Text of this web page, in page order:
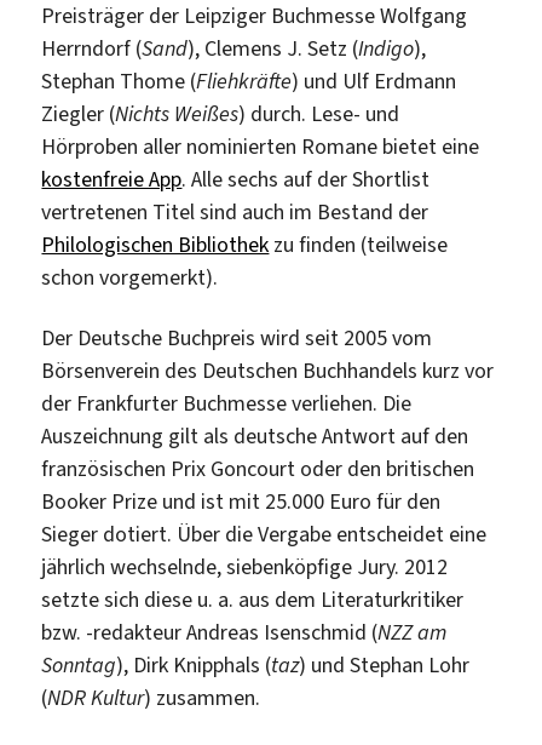
Preisträger der Leipziger Buchmesse Wolfgang
Herrndorf (Sand), Clemens J. Setz (Indigo),
Stephan Thome (Fliehkräfte) und Ulf Erdmann
Ziegler (Nichts Weißes) durch. Lese- und
Hörproben aller nominierten Romane bietet eine
kostenfreie App. Alle sechs auf der Shortlist
vertretenen Titel sind auch im Bestand der
Philologischen Bibliothek zu finden (teilweise
schon vorgemerkt).
Der Deutsche Buchpreis wird seit 2005 vom
Börsenverein des Deutschen Buchhandels kurz vor
der Frankfurter Buchmesse verliehen. Die
Auszeichnung gilt als deutsche Antwort auf den
französischen Prix Goncourt oder den britischen
Booker Prize und ist mit 25.000 Euro für den
Sieger dotiert. Über die Vergabe entscheidet eine
jährlich wechselnde, siebenköpfige Jury. 2012
setzte sich diese u. a. aus dem Literaturkritiker
bzw. -redakteur Andreas Isenschmid (NZZ am
Sonntag), Dirk Knipphals (taz) und Stephan Lohr
(NDR Kultur) zusammen.